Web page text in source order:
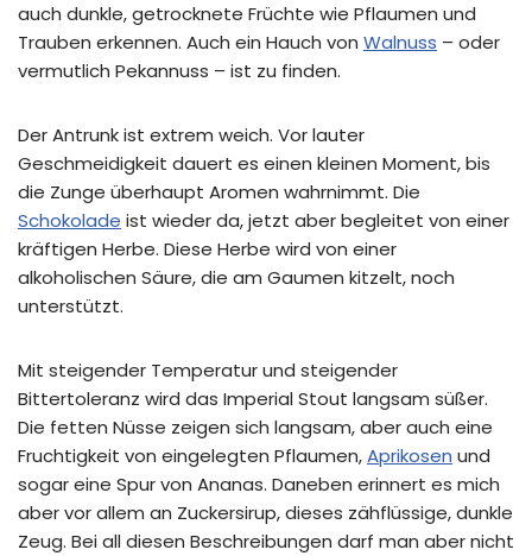
auch dunkle, getrocknete Früchte wie Pflaumen und
Trauben erkennen. Auch ein Hauch von Walnuss – oder
vermutlich Pekannuss – ist zu finden.
Der Antrunk ist extrem weich. Vor lauter
Geschmeidigkeit dauert es einen kleinen Moment, bis
die Zunge überhaupt Aromen wahrnimmt. Die
Schokolade ist wieder da, jetzt aber begleitet von einer
kräftigen Herbe. Diese Herbe wird von einer
alkoholischen Säure, die am Gaumen kitzelt, noch
unterstützt.
Mit steigender Temperatur und steigender
Bittertoleranz wird das Imperial Stout langsam süßer.
Die fetten Nüsse zeigen sich langsam, aber auch eine
Fruchtigkeit von eingelegten Pflaumen,Aprikosen und
sogar eine Spur von Ananas. Daneben erinnert es mich
aber vor allem an Zuckersirup, dieses zähflüssige, dunkle
Zeug. Bei all diesen Beschreibungen darf man aber nicht